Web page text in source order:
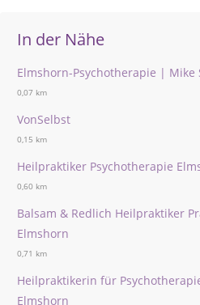
In der Nähe
Elmshorn-Psychotherapie | Mike
0,07 km
VonSelbst
0,15 km
Heilpraktiker Psychotherapie
0,60 km
Balsam & Redlich Heilpraktiker
Elmshorn
0,71 km
Heilpraktikerin für
Elmshorn